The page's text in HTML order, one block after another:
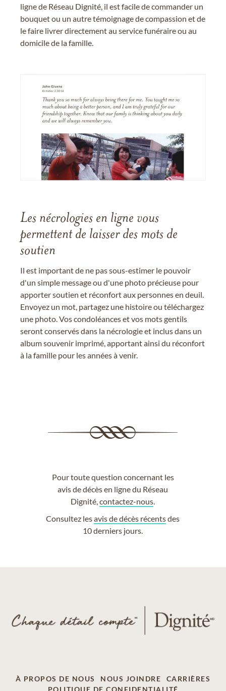
ligne de Réseau Dignité, il est facile de commander un
bouquet ou un autre témoignage de compassion et de
le faire livrer directement au service funéraire ou au
domicile de la famille.
Les nécrologies en ligne vous
permettent de laisser des mots de
soutien
Il est important de ne pas sous-estimer le pouvoir
d'un simple message ou d'une photo précieuse pour
apporter soutien et réconfort aux personnes en deuil.
Envoyez un mot, partagez une histoire ou téléchargez
une photo. Vos condoléances et vos mots gentils
seront conservés dans la nécrologie et inclus dans un
album souvenir imprimé, apportant ainsi du réconfort
à la famille pour les années à venir.
Pour toute question concernant les
avis de décès en ligne du Réseau
Dignité,contactez-nous
Consultez lesavis de décès récentsdes
10 derniers jours.
À PROPOS DE NOUS NOUS JOINDRE
CARRIÈRES